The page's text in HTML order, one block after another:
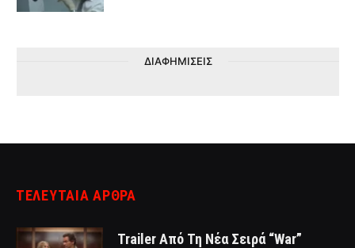
ΔΙΑΦΗΜΙΣΕΙΣ
ΤΕΛΕΥΤΑΙΑ ΑΡΘΡΑ
Trailer Από Τη Νέα Σειρά “War”